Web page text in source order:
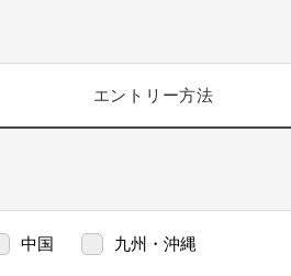
エントリー方法
中国 九州・沖縄